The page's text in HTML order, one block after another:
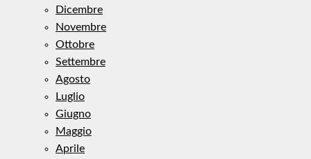
Dicembre
Novembre
Ottobre
Settembre
Agosto
Luglio
Giugno
Maggio
Aprile